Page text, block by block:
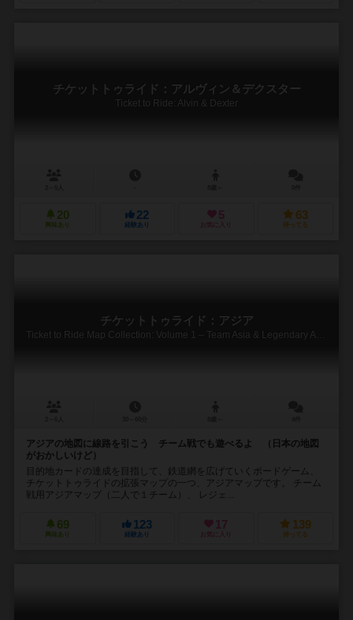
チケットトゥライド：アルヴィン＆デクスター
Ticket to Ride: Alvin & Dexter
20
興味あり
22
経験あり
5
お気に入り
63
持ってる
チケットトゥライド：アジア
アジアの地図に線路を引こう チーム戦でも遊べるよ （日本の地図
がおかしいけど）
目的地カードの達成を目指して、鉄道網を広げていくボードゲーム、
チケットトゥライドの拡張マップの一つ、アジアマップです。 チーム
戦用アジアマップ（二人で１チーム）、 レジェ...
69
興味あり
123
経験あり
17
お気に入り
139
持ってる